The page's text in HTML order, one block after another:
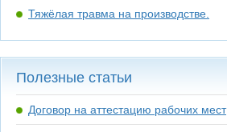
Тяжёлая травма на производстве.
Полезные статьи
Договор на аттестацию рабочих мест